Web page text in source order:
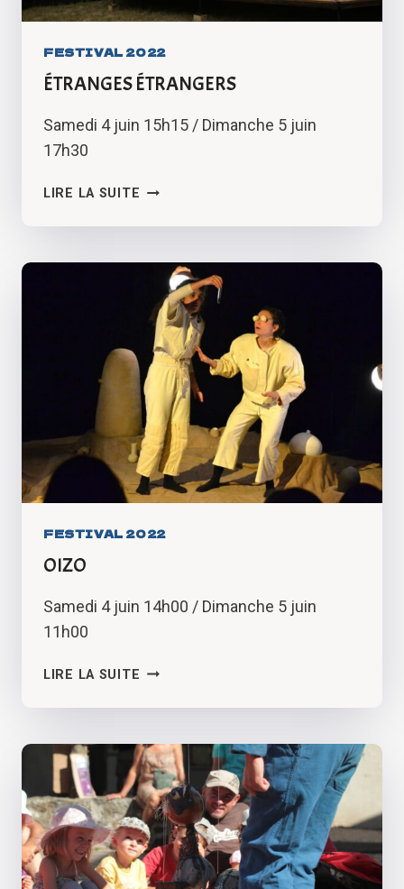
FESTIVAL 2022
ÉTRANGES ÉTRANGERS
Samedi 4 juin 15h15 / Dimanche 5 juin
17h30
LIRE LA SUITE ÉTRANGES
FESTIVAL 2022
OIZO
Samedi 4 juin 14h00 / Dimanche 5 juin
11h00
LIRE LA SUITE OIZO